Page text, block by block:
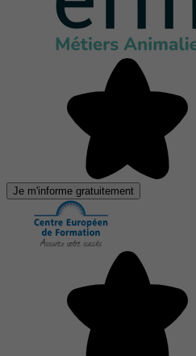
Je m'informe gratuitement